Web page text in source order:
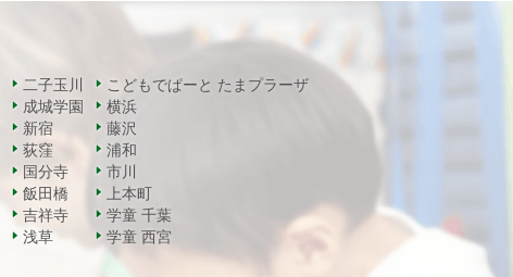
二子玉川
成城学園
新宿
荻窪
国分寺
飯田橋
吉祥寺
浅草
こどもでぱーと たまプラーザ
横浜
藤沢
浦和
市川
上本町
学童 千葉
学童 西宮